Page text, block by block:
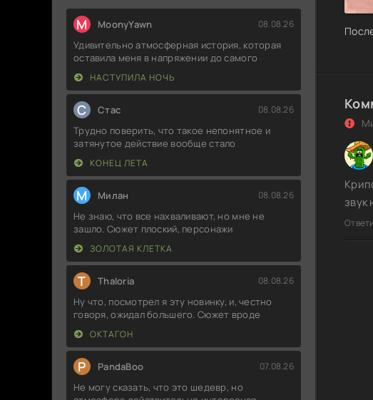
M MoonyYawn 08.08.26
Удивительно атмосферная история, которая
оставила меня в напряжении до самого
НАСТУПИЛА НОЧЬ
С Стас 08.08.26
Трудно поверить, что такое непонятное и
затянутое действие вообще стало
КОНЕЦ ЛЕТА
М Милан 08.08.26
Не знаю, что все нахваливают, но мне не
зашло. Сюжет плоский, персонажи
ЗОЛОТАЯ КЛЕТКА
T Thaloria 08.08.26
Ну что, посмотрел я эту новинку, и, честно
говоря, ожидал большего. Сюжет вроде
ОКТАГОН
P PandaBoo 07.08.26
Не могу сказать, что это шедевр, но
звук